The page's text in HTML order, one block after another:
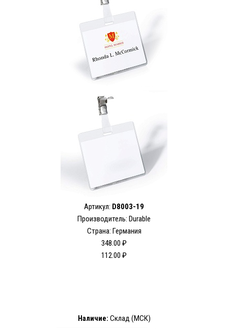
Артикул: D8003-19
Производитель: Durable
Страна: Германия
348.00 ₽
112.00 ₽
Наличие: Склад (МСК)